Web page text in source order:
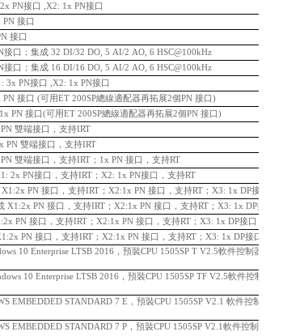
PN接口 ,X2: 1x PN接口
接口
接口
口；集成 32 DI/32 DO, 5 AI/2 AO, 6 HSC@100kHz
口；集成 16 DI/16 DO, 5 AI/2 AO, 6 HSC@100kHz
3x PN接口 ,X2: 1x PN接口
接口 (可用ET 200SP總線適配器再拓展2個PN 接口)
PN 接口(可用ET 200SP總線適配器再拓展2個PN 接口)
雙端接口，支持IRT
PN 雙端接口，支持IRT
雙端接口，支持IRT；1x PN 接口，支持RT
2x PN接口，支持IRT；X2: 1x PN接口，支持RT
PN 接口，支持IRT；X2:1x PN 接口，支持RT；X3: 1x DP接口
PN 接口，支持IRT；X2:1x PN 接口，支持RT；X3: 1x DP接口
PN 接口，支持IRT；X2:1x PN 接口，支持RT；X3: 1x DP接口
PN 接口，支持IRT；X2:1x PN 接口，支持RT；X3: 1x DP接口
10 Enterprise LTSB 2016，預裝CPU 1505SP T V2.5軟件控制器；
10 Enterprise LTSB 2016，預裝CPU 1505SP TF V2.5軟件控制器；
EMBEDDED STANDARD 7 E，預裝CPU 1505SP V2.1 軟件控制器；
EMBEDDED STANDARD 7 P，預裝CPU 1505SP V2.1軟件控制器；